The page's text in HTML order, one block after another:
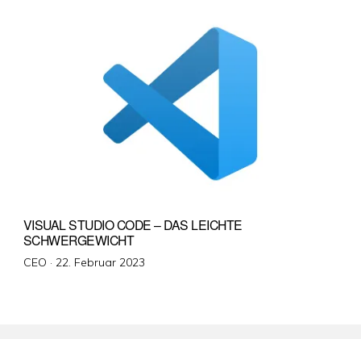
VISUAL STUDIO CODE – DAS LEICHTE
SCHWERGEWICHT
CEO · Veröffentlicht
22. Februar 2023